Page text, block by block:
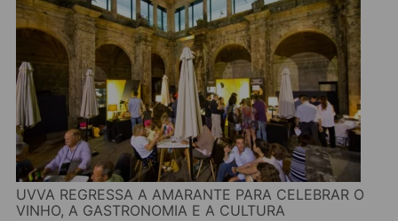
UVVA REGRESSA A AMARANTE PARA CELEBRAR O
VINHO, A GASTRONOMIA E A CULTURA